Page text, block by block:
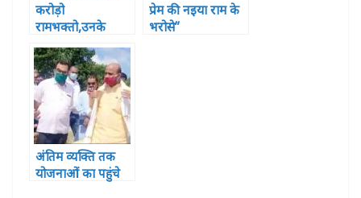
करोड़ो
रामभक्तो,उनके
बलिदानों और 500
साल के संघर्ष का
प्रतिफल है 5 अगस्त
2020 – यशकांत
सिंह
प्रेम की नइया राम के
भरोसे”
अंतिम व्यक्ति तक
योजनाओं का पहुंचे